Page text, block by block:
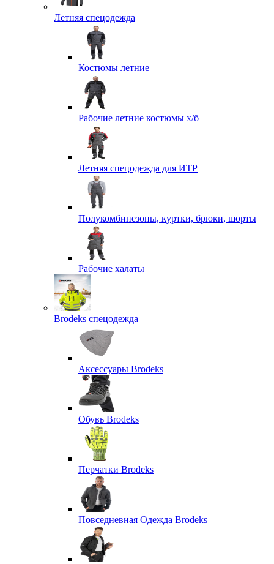
Летняя спецодежда
Костюмы летние
Рабочие летние костюмы х/б
Летняя спецодежда для ИТР
Полукомбинезоны, куртки, брюки, шорты
Рабочие халаты
Brodeks спецодежда
Аксессуары Brodeks
Обувь Brodeks
Перчатки Brodeks
Повседневная Одежда Brodeks